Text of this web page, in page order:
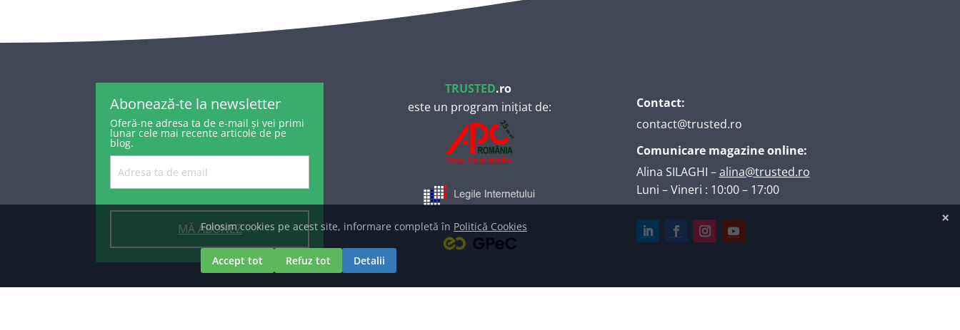
Abonează-te la newsletter
Oferă-ne adresa ta de e-mail și vei primi
lunar cele mai recente articole de pe
blog.
MĂ ABONEZ
TRUSTED.ro
este un program inițiat de:
Contact:
contact@trusted.ro
Comunicare magazine online:
Alina SILAGHI –alina@trusted.ro
Luni – Vineri : 10:00 – 17:00